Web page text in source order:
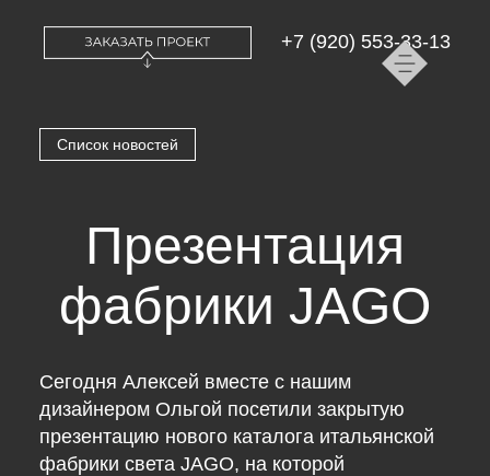
+7 (920) 553-33-13
Список новостей
Презентация
фабрики JAGO
Сегодня Алексей вместе с нашим
дизайнером Ольгой посетили закрытую
презентацию нового каталога итальянской
фабрики света JAGO, на которой